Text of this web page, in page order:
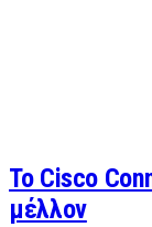
Το Cisco
μέλλον